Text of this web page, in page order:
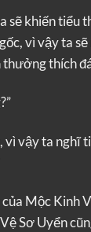
sẽ khiến tiểu
vì vậy ta
thích
vì vậy ta nghĩ
Mộc Kinh
Sơ Uyển